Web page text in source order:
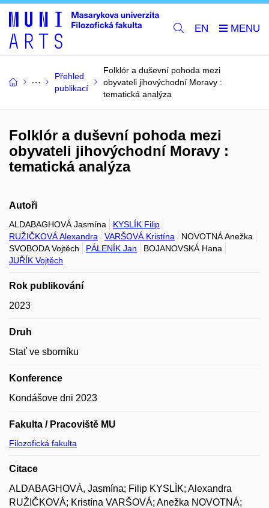
EN
Přehled
publikací
Folklór a duševní pohoda mezi
obyvateli jihovýchodní Moravy :
tematická analýza
Folklór a duševní pohoda mezi
obyvateli jihovýchodní Moravy :
tematická analýza
Autoři
ALDABAGHOVÁ Jasmína
KYSLÍK Filip
RUŽIČKOVÁ Alexandra
VARŠOVÁ Kristína
NOVOTNÁ Anežka
SVOBODA Vojtěch
PÁLENÍK Jan
BOJANOVSKÁ Hana
JUŘÍK Vojtěch
Rok publikování
2023
Druh
Stať ve sborníku
Konference
Kondášove dni 2023
Fakulta / Pracoviště MU
Filozofická fakulta
Citace
ALDABAGHOVÁ, Jasmína; Filip KYSLÍK; Alexandra
RUŽIČKOVÁ; Kristína VARŠOVÁ; Anežka NOVOTNÁ;